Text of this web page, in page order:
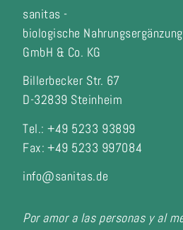
sanitas -
biologische
GmbH & Co. KG
Billerbecker Str. 67
D-32839 Steinheim
Tel.: +49 5233 93899
Fax: +49 5233 997084
info@sanitas.de
Por amor a las personas y al